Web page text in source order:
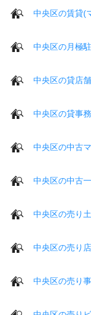
中央区の賃貸(
中央区の月極
中央区の貸店舗
中央区の貸事
中央区の中古
中央区の中古
中央区の売り
中央区の売り
中央区の売り